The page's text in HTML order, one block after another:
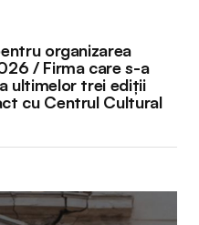
organizarea
/ Firma care s-a
ultimelor trei ediții
cu Centrul Cultural